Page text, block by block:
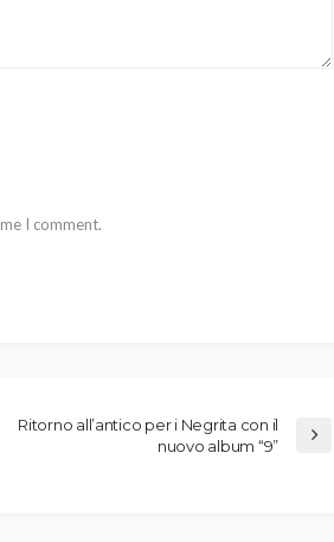
I comment.
Ritorno all’antico per i Negrita con il
nuovo album “9”